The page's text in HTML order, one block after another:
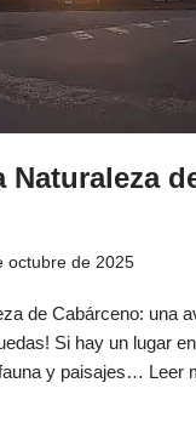
Naturaleza
octubre de 2025
de Cabárceno: una
Si hay un lugar
y paisajes… Leer